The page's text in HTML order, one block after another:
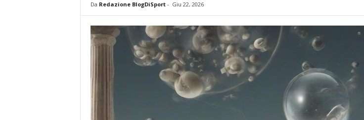
Da Redazione BlogDiSport- Giu 22, 2026